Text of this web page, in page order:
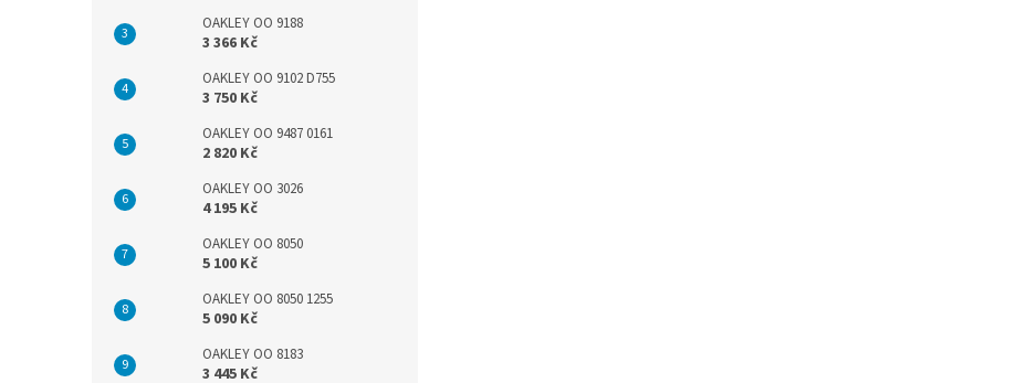
OAKLEY OO 9188
3 366 Kč
OAKLEY OO 9102 D755
3 750 Kč
OAKLEY OO 9487 0161
2 820 Kč
OAKLEY OO 3026
4 195 Kč
OAKLEY OO 8050
5 100 Kč
OAKLEY OO 8050 1255
5 090 Kč
OAKLEY OO 8183
3 445 Kč